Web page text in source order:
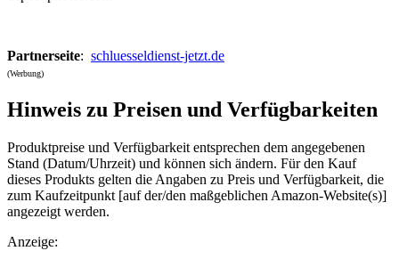
Partnerseite: schluesseldienst-jetzt.de
(Werbung)
Hinweis zu Preisen und Verfügbarkeiten
Produktpreise und Verfügbarkeit entsprechen dem angegebenen
Stand (Datum/Uhrzeit) und können sich ändern. Für den Kauf
dieses Produkts gelten die Angaben zu Preis und Verfügbarkeit, die
zum Kaufzeitpunkt [auf der/den maßgeblichen Amazon-Website(s)]
angezeigt werden.
Anzeige: